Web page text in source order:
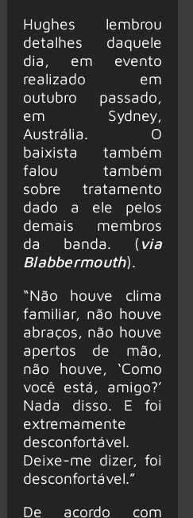
Hughes lembrou
detalhes daquele
dia, em evento
realizado em
outubro passado,
em Sydney,
Austrália. O
baixista também
falou também
sobre tratamento
dado a ele pelos
demais membros
da banda. (via
Blabbermouth).
“Não houve clima
familiar, não houve
abraços, não houve
apertos de mão,
não houve, ‘Como
você está, amigo?’
Nada disso. E foi
extremamente
desconfortável.
Deixe-me dizer, foi
desconfortável.”
De acordo com